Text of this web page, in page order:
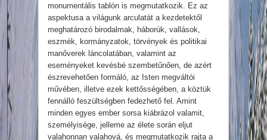
monumentális tablón is megmutatkozik. Ez az
aspektusa a világunk arculatát a kezdetektől
meghatározó birodalmak, háborúk, vallások,
eszmék, kormányzatok, törvények és politikai
manőverek láncolatában, valamint az
eseményeket kevésbé szembetűnően, de azért
észrevehetően formáló, az Isten megváltói
művében, illetve ezek kettősségében, a köztük
fennálló feszültségben fedezhető fel. Amint
minden egyes ember sorsa kiábrázol valamit,
személyisége, jelleme az élete során eljut
valahonnan valahová, és megmutatkozik rajta a